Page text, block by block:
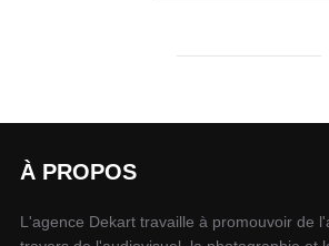
À PROPOS
L'agence Dekart travaille à promouvoir de